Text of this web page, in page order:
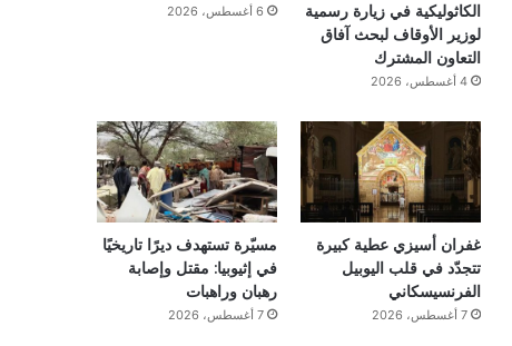
الكاثوليكية في زيارة رسمية
لوزير الأوقاف لبحث آفاق
التعاون المشترك
4 أغسطس، 2026
6 أغسطس، 2026
غفران أسيزي عطية كبيرة
تتجدّد في قلب اليوبيل
الفرنسيسكاني
7 أغسطس، 2026
مسيّرة تستهدف ديرًا تاريخيًا
في إثيوبيا: مقتل وإصابة
رهبان وراهبات
7 أغسطس، 2026